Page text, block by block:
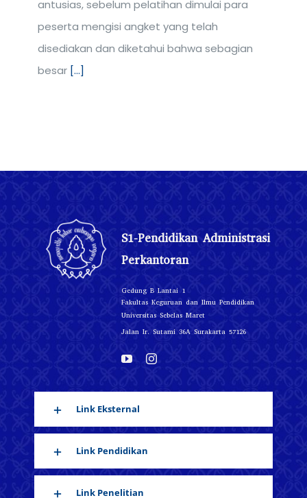
antusias, sebelum pelatihan dimulai para
peserta mengisi angket yang telah
disediakan dan diketahui bahwa sebagian
besar [...]
S1-Pendidikan Administrasi
Perkantoran
Gedung B Lantai 1
Fakultas Keguruan dan Ilmu Pendidikan
Universitas Sebelas Maret
Jalan Ir. Sutami 36A Surakarta 57126
Link Eksternal
Link Pendidikan
Link Penelitian